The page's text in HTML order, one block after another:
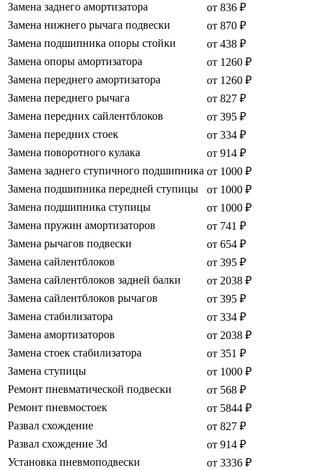
Замена заднего амортизатора
от 836 ₽
Замена нижнего рычага подвески
от 870 ₽
Замена подшипника опоры стойки
от 438 ₽
Замена опоры амортизатора
от 1260 ₽
Замена переднего амортизатора
от 1260 ₽
Замена переднего рычага
от 827 ₽
Замена передних сайлентблоков
от 395 ₽
Замена передних стоек
от 334 ₽
Замена поворотного кулака
от 914 ₽
Замена заднего ступичного подшипника от 1000 ₽
Замена подшипника передней ступицы
от 1000 ₽
Замена подшипника ступицы
от 1000 ₽
Замена пружин амортизаторов
от 741 ₽
Замена рычагов подвески
от 654 ₽
Замена сайлентблоков
от 395 ₽
Замена сайлентблоков задней балки
от 2038 ₽
Замена сайлентблоков рычагов
от 395 ₽
Замена стабилизатора
от 334 ₽
Замена амортизаторов
от 2038 ₽
Замена стоек стабилизатора
от 351 ₽
Замена ступицы
от 1000 ₽
Ремонт пневматической подвески
от 568 ₽
Ремонт пневмостоек
от 5844 ₽
Развал схождение
от 827 ₽
Развал схождение 3d
от 914 ₽
Установка пневмоподвески
от 3336 ₽